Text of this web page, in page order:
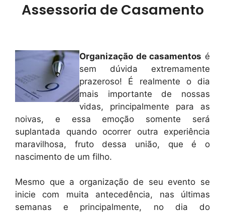
Assessoria de Casamento
Organização de casamentos é
sem dúvida extremamente
prazeroso! É realmente o dia
mais importante de nossas
vidas, principalmente para as
noivas, e essa emoção somente será
suplantada quando ocorrer outra experiência
maravilhosa, fruto dessa união, que é o
nascimento de um filho.
Mesmo que a organização de seu evento se
inicie com muita antecedência, nas últimas
semanas e principalmente, no dia do